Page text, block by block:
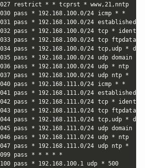
restrict * * tcprst * www,21,nntp
pass * 192.168.100.0/24 icmp * *
pass * 192.168.100.0/24 established
pass * 192.168.100.0/24 tcp * ident
pass * 192.168.100.0/24 tcp ftpdata *
pass * 192.168.100.0/24 tcp,udp *
pass * 192.168.100.0/24 udp domain *
pass * 192.168.100.0/24 udp * ntp
pass * 192.168.100.0/24 udp ntp *
pass * 192.168.111.0/24 icmp * *
pass * 192.168.111.0/24 established
pass * 192.168.111.0/24 tcp * ident
pass * 192.168.111.0/24 tcp ftpdata *
pass * 192.168.111.0/24 tcp,udp *
pass * 192.168.111.0/24 udp domain *
pass * 192.168.111.0/24 udp * ntp
pass * 192.168.111.0/24 udp ntp *
pass * * * * *
pass * 192.168.100.1 udp * 500